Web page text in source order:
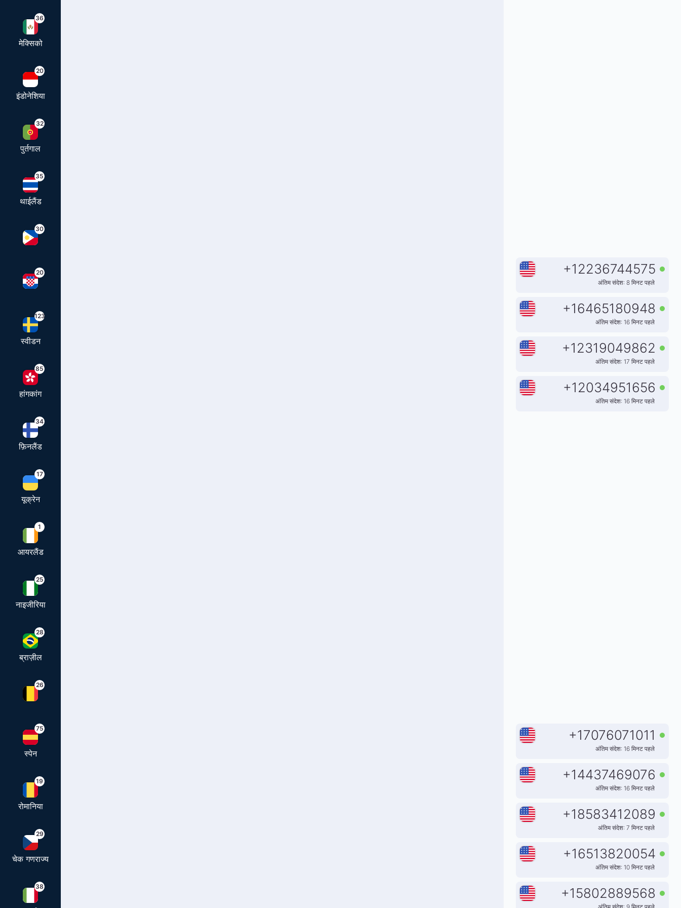
36
मेक्सिको
20
इंडोनेशिया
32
पुर्तगाल
35
थाईलैंड
30
20
123
स्वीडन
85
हांगकांग
34
फ़िनलैंड
17
यूक्रेन
1
आयरलैंड
25
नाइजीरिया
28
ब्राज़ील
26
75
स्पेन
19
रोमानिया
29
चेक गणराज्य
38
+12236744575
अंतिम संदेश: 8 मिनट पहले
+16465180948
अंतिम संदेश: 16 मिनट पहले
+12319049862
अंतिम संदेश: 17 मिनट पहले
+12034951656
अंतिम संदेश: 16 मिनट पहले
+17076071011
अंतिम संदेश: 16 मिनट पहले
+14437469076
अंतिम संदेश: 16 मिनट पहले
+18583412089
अंतिम संदेश: 7 मिनट पहले
+16513820054
अंतिम संदेश: 10 मिनट पहले
+15802889568